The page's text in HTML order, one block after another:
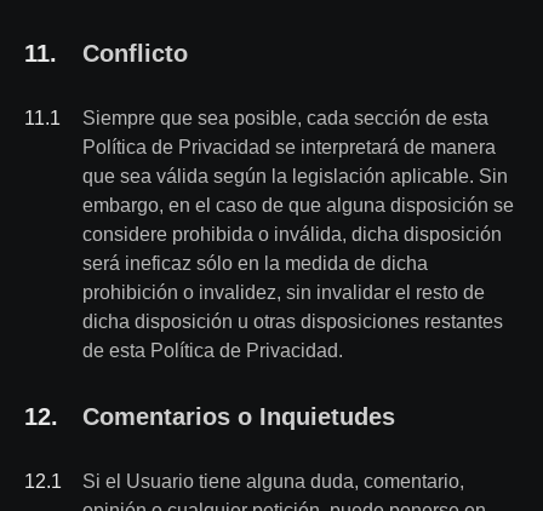
11. Conflicto
11.1
Siempre que sea posible, cada sección de esta
Política de Privacidad se interpretará de manera
que sea válida según la legislación aplicable. Sin
embargo, en el caso de que alguna disposición se
considere prohibida o inválida, dicha disposición
será ineficaz sólo en la medida de dicha
prohibición o invalidez, sin invalidar el resto de
dicha disposición u otras disposiciones restantes
de esta Política de Privacidad.
12. Comentarios o Inquietudes
12.1
Si el Usuario tiene alguna duda, comentario,